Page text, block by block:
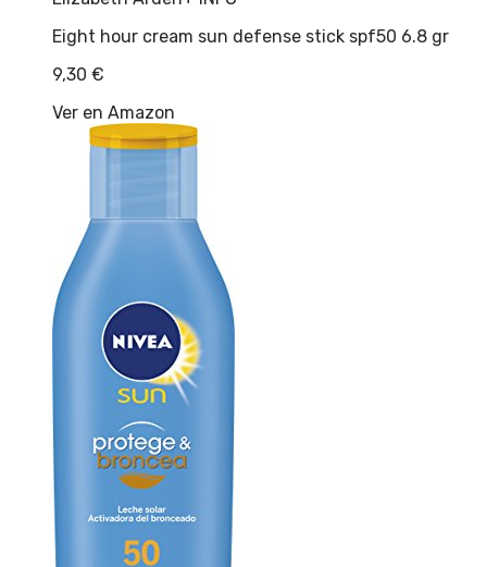
Eight hour cream sun defense stick spf50 6.8 gr
9,30 €
Ver en Amazon